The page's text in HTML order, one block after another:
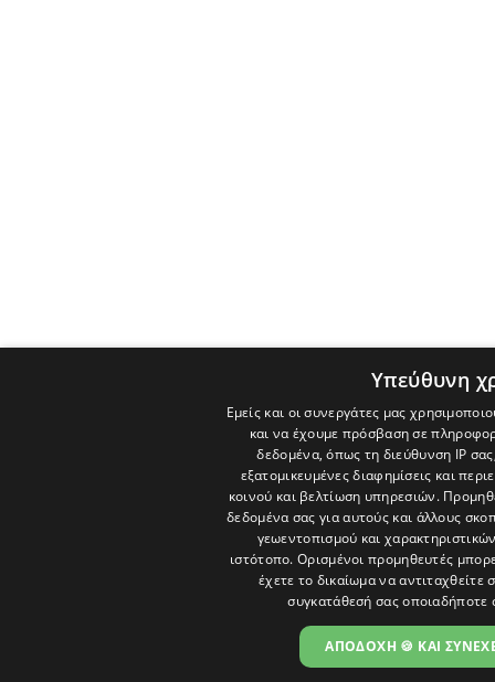
Υπεύθυνη
Εμείς και οι συνεργάτες μας
και να έχουμε πρόσβαση σε
δεδομένα, όπως τη διεύθυνση IP
εξατομικευμένες διαφημίσεις και
κοινού και βελτίωση υπηρεσιών.
δεδομένα σας για αυτούς και άλλους
γεωεντοπισμού και
ιστότοπο. Ορισμένοι προμηθευτές
έχετε το δικαίωμα να αντιταχθείτε
συγκατάθεσή σας οποιαδήποτε
ΑΠΟΔΟΧΗ 🍪 ΚΑΙ